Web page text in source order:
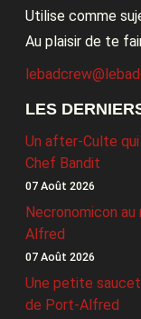
Utilise comme
Au plaisir de te
LES
Un after-Culte
Chef Bandit
07 Août 2026
Necronomicon
Alfred
07 Août 2026
Une petite
de Port-Alfred